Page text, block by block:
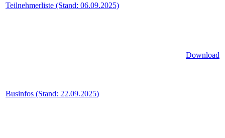
Teilnehmerliste (Stand: 06.09.2025)
Businfos (Stand: 22.09.2025)
Download